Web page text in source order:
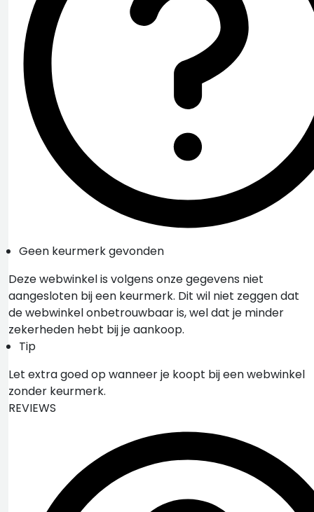
Geen keurmerk gevonden
Deze webwinkel is volgens onze gegevens niet
aangesloten bij een keurmerk. Dit wil niet zeggen dat
de webwinkel onbetrouwbaar is, wel dat je minder
zekerheden hebt bij je aankoop.
Tip
Let extra goed op wanneer je koopt bij een webwinkel
zonder keurmerk.
REVIEWS